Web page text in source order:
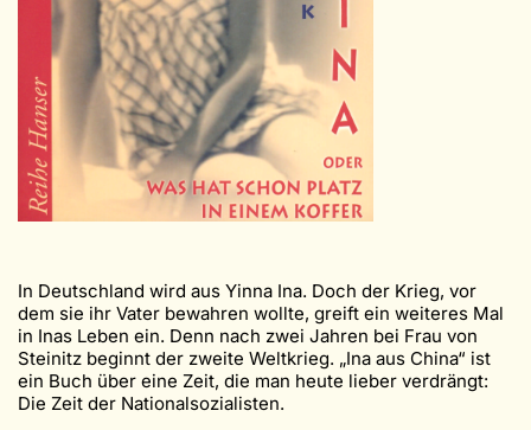
In Deutschland wird aus Yinna Ina. Doch der Krieg, vor
dem sie ihr Vater bewahren wollte, greift ein weiteres Mal
in Inas Leben ein. Denn nach zwei Jahren bei Frau von
Steinitz beginnt der zweite Weltkrieg. „Ina aus China“ ist
ein Buch über eine Zeit, die man heute lieber verdrängt:
Die Zeit der Nationalsozialisten.